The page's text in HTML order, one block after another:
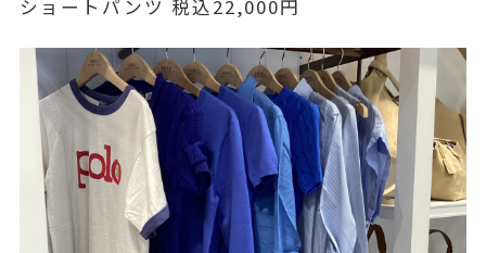
ショートパンツ 税込22,000円